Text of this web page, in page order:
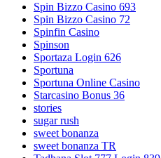
Spin Bizzo Casino 693
Spin Bizzo Casino 72
Spinfin Casino
Spinson
Sportaza Login 626
Sportuna
Sportuna Online Casino
Starcasino Bonus 36
stories
sugar rush
sweet bonanza
sweet bonanza TR